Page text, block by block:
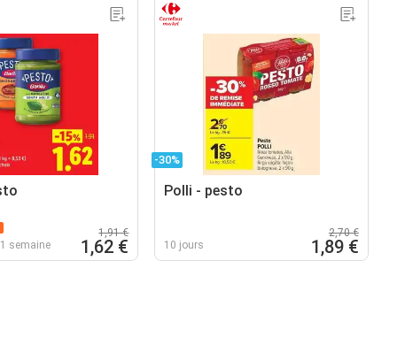
semaine
1,91 €
1,62 €
-30%
Polli - pesto
10 jours
2,70 €
1,89 €